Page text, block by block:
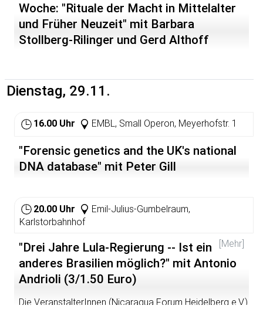
Woche: "Rituale der Macht in Mittelalter
und Früher Neuzeit" mit Barbara
Stollberg-Rilinger und Gerd Althoff
Dienstag, 29.11.
16.00 Uhr EMBL, Small Operon, Meyerhofstr. 1
"Forensic genetics and the UK's national
DNA database" mit Peter Gill
20.00 Uhr
Emil-Julius-Gumbelraum,
Karlstorbahnhof
[Mehr]
"Drei Jahre Lula-Regierung -- Ist ein
anderes Brasilien möglich?" mit Antonio
Andrioli (3/1.50 Euro)
Die VeranstalterInnen (Nicaragua Forum Heidelberg e.V.)